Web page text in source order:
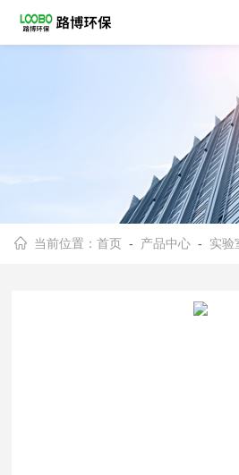
当前位置：首页 - 产品中心 - 实验